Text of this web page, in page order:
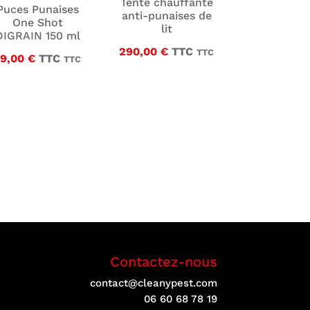
Punaises
One Shot
150 ml
€ TTC TTC
Tente chauffante
anti-punaises de
lit
290,00€ TTC TTC
Contactez-nous
contact@cleanypest.com
06 60 68 78 19